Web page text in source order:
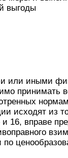
выгоды
или иными
принимать
исходят из
16, вправе